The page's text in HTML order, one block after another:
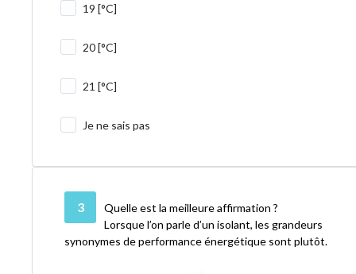
19 [°C]
20 [°C]
21 [°C]
Je ne sais pas
3
Quelle est la meilleure affirmation ?
Lorsque l’on parle d’un isolant, les grandeurs
synonymes de performance énergétique sont plutôt.